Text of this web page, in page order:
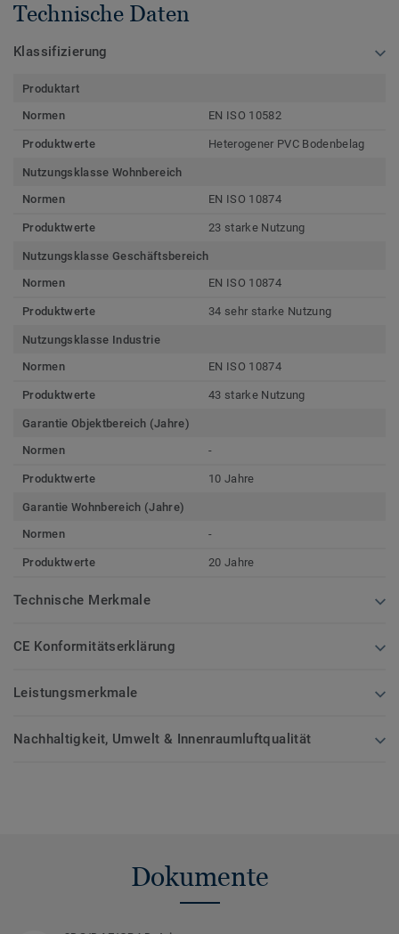
Technische Daten
Klassifizierung
Produktart
Normen
EN ISO 10582
Produktwerte Heterogener PVC Bodenbelag
Nutzungsklasse Wohnbereich
Normen
EN ISO 10874
Produktwerte 23 starke Nutzung
Nutzungsklasse Geschäftsbereich
Normen
EN ISO 10874
Produktwerte 34 sehr starke Nutzung
Nutzungsklasse Industrie
Normen
EN ISO 10874
Produktwerte 43 starke Nutzung
Garantie Objektbereich (Jahre)
Normen
-
Produktwerte 10 Jahre
Garantie Wohnbereich (Jahre)
Normen
-
Produktwerte 20 Jahre
Technische Merkmale
CE Konformitätserklärung
Leistungsmerkmale
Nachhaltigkeit, Umwelt & Innenraumluftqualität
Dokumente